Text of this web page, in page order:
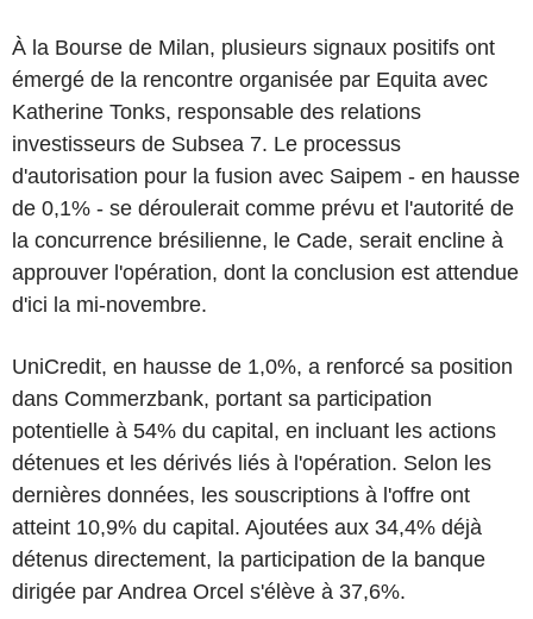
À la Bourse de Milan, plusieurs signaux positifs ont
émergé de la rencontre organisée par Equita avec
Katherine Tonks, responsable des relations
investisseurs de Subsea 7. Le processus
d'autorisation pour la fusion avec Saipem - en hausse
de 0,1% - se déroulerait comme prévu et l'autorité de
la concurrence brésilienne, le Cade, serait encline à
approuver l'opération, dont la conclusion est attendue
d'ici la mi-novembre.
UniCredit, en hausse de 1,0%, a renforcé sa position
dans Commerzbank, portant sa participation
potentielle à 54% du capital, en incluant les actions
détenues et les dérivés liés à l'opération. Selon les
dernières données, les souscriptions à l'offre ont
atteint 10,9% du capital. Ajoutées aux 34,4% déjà
détenus directement, la participation de la banque
dirigée par Andrea Orcel s'élève à 37,6%.